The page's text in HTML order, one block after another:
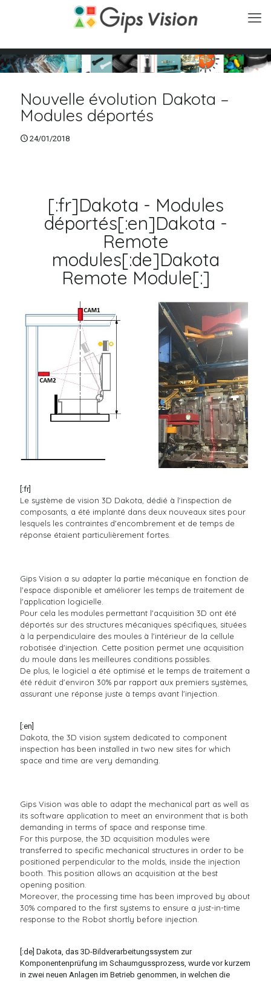
Nouvelle évolution Dakota –
Modules déportés
24/01/2018
[:fr]Dakota - Modules
déportés[:en]Dakota -
Remote
modules[:de]Dakota
Remote Module[:]
[:fr]
Le système de vision 3D Dakota, dédié à l'inspection de
composants, a été implanté dans deux nouveaux sites pour
lesquels les contraintes d'encombrement et de temps de
réponse étaient particulièrement fortes.
Gips Vision a su adapter la partie mécanique en fonction de
l'espace disponible et améliorer les temps de traitement de
l'application logicielle.
Pour cela les modules permettant l'acquisition 3D ont été
déportés sur des structures mécaniques spécifiques, situées
à la perpendiculaire des moules à l'intérieur de la cellule
robotisée d'injection. Cette position permet une acquisition
du moule dans les meilleures conditions possibles.
De plus, le logiciel a été optimisé et le temps de traitement a
été réduit d'environ 30% par rapport aux premiers systèmes,
assurant une réponse juste à temps avant l'injection.
[:en]
Dakota, the 3D vision system dedicated to component
inspection has been installed in two new sites for which
space and time are very demanding.
Gips Vision was able to adapt the mechanical part as well as
its software application to meet an environment that is both
demanding in terms of space and response time.
For this purpose, the 3D acquisition modules were
transferred to specific mechanical structures in order to be
positioned perpendicular to the molds, inside the injection
booth. This position allows an acquisition at the best
opening position.
Moreover, the processing time has been improved by about
30% compared to the first systems to ensure a just-in-time
response to the Robot shortly before injection.
[:de] Dakota, das 3D-Bildverarbeitungssystem zur
Komponentenprüfung im Schaumgussprozess, wurde vor kurzem
in zwei neuen Anlagen im Betrieb genommen, in welchen die